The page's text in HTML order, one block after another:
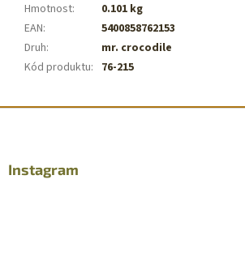
Hmotnost:
0.101 kg
EAN:
5400858762153
Druh:
mr. crocodile
Kód produktu: 76-215
Instagram